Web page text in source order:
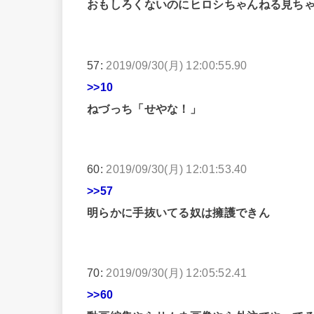
おもしろくないのにヒロシちゃんねる見ち
57: 2019/09/30(月) 12:00:55.90
>>10
ねづっち「せやな！」
60: 2019/09/30(月) 12:01:53.40
>>57
明らかに手抜いてる奴は擁護できん
70: 2019/09/30(月) 12:05:52.41
>>60